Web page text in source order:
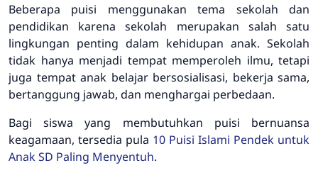
Beberapa puisi menggunakan tema sekolah dan
pendidikan karena sekolah merupakan salah satu
lingkungan penting dalam kehidupan anak. Sekolah
tidak hanya menjadi tempat memperoleh ilmu, tetapi
juga tempat anak belajar bersosialisasi, bekerja sama,
bertanggung jawab, dan menghargai perbedaan.
Bagi siswa yang membutuhkan puisi bernuansa
keagamaan, tersedia pula 10 Puisi Islami Pendek untuk
Anak SD Paling Menyentuh.